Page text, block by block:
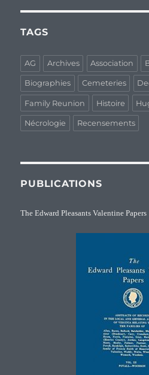
TAGS
AG Archives Association
Biographies Cemeteries
Family Reunion Histoire
Nécrologie Recensements
PUBLICATIONS
The Edward Pleasants Valentine Papers